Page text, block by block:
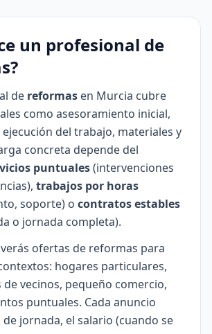
un profesional de
de reformas en Murcia cubre
como asesoramiento inicial,
del trabajo, materiales y
concreta depende del
puntuales(intervenciones
trabajos por horas
soporte) o contratos estables
o jornada completa).
ofertas de reformas para
hogares particulares,
vecinos, pequeño comercio,
puntuales. Cada anuncio
jornada, el salario (cuando se